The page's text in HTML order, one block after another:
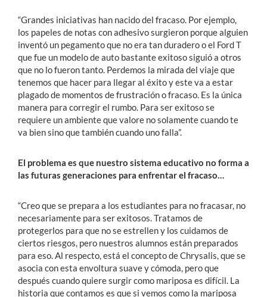
“Grandes iniciativas han nacido del fracaso. Por ejemplo,
los papeles de notas con adhesivo surgieron porque alguien
inventó un pegamento que no era tan duradero o el Ford T
que fue un modelo de auto bastante exitoso siguió a otros
que no lo fueron tanto. Perdemos la mirada del viaje que
tenemos que hacer para llegar al éxito y este va a estar
plagado de momentos de frustración o fracaso. Es la única
manera para corregir el rumbo. Para ser exitoso se
requiere un ambiente que valore no solamente cuando te
va bien sino que también cuando uno falla”.
El problema es que nuestro sistema educativo no forma a
las futuras generaciones para enfrentar el fracaso…
“Creo que se prepara a los estudiantes para no fracasar, no
necesariamente para ser exitosos. Tratamos de
protegerlos para que no se estrellen y los cuidamos de
ciertos riesgos, pero nuestros alumnos están preparados
para eso. Al respecto, está el concepto de Chrysalis, que se
asocia con esta envoltura suave y cómoda, pero que
después cuando quiere surgir como mariposa es difícil. La
historia que contamos es que si vemos como la mariposa